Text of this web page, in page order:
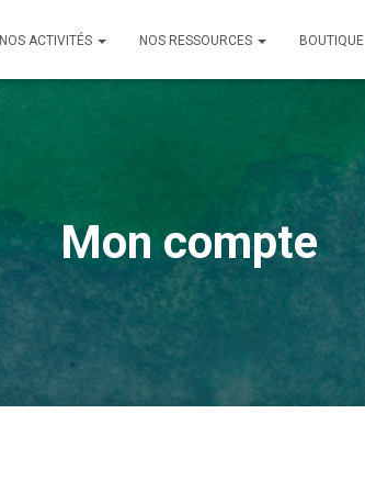
NOS ACTIVITÉS NOS RESSOURCES BOUTIQUE
Mon compte